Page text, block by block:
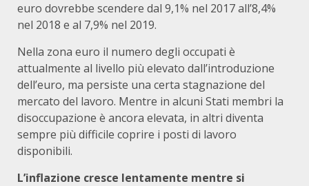
euro dovrebbe scendere dal 9,1% nel 2017 all’8,4%
nel 2018 e al 7,9% nel 2019.
Nella zona euro il numero degli occupati è
attualmente al livello più elevato dall’introduzione
dell’euro, ma persiste una certa stagnazione del
mercato del lavoro. Mentre in alcuni Stati membri la
disoccupazione è ancora elevata, in altri diventa
sempre più difficile coprire i posti di lavoro
disponibili.
L’inflazione cresce lentamente mentre si